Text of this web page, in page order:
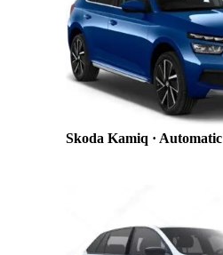
Skoda Kamiq · Automatic